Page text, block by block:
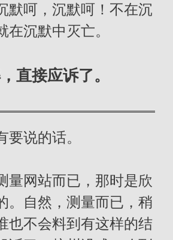
默呵，沉默呵！不在沉
在沉默中灭亡。
直接应诉了。
说的话。
量网站而已，那时是欣
。自然，测量而已，稍
也不会料到有这样的结